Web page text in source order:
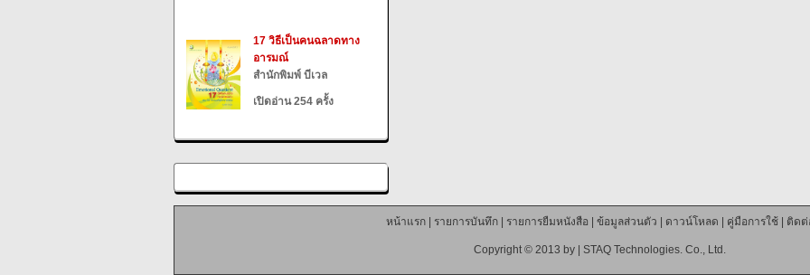
17 วิธีเป็นคนฉลาดทาง
อารมณ์
สำนักพิมพ์ บีเวล
เปิดอ่าน 254 ครั้ง
หน้าแรก| รายการบันทึก| รายการยืมหนังสือ ข้อมูลส่วนตัว ดาวน์โหลด คู่มือการใช้| ติดต่
Copyright © 2013 by | STAQ Technologies. Co., Ltd.